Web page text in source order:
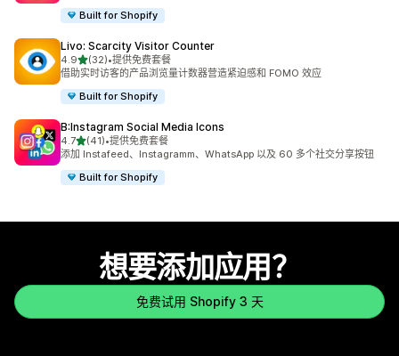
Built for Shopify
Livo: Scarcity Visitor Counter
4.9星（满分 5 星）
(32)
总共 32 条评论
•提供免费套餐
借助实时访客的产品浏览量计数器营造紧迫感和 FOMO 效应
Built for Shopify
B:Instagram Social Media Icons
4.7星（满分 5 星）
(41)
总共 41 条评论
•提供免费套餐
添加 Instafeed、Instagramm、WhatsApp 以及 60 多个社交分享按钮
Built for Shopify
想要添加应用？
免费试用 Shopify 3 天